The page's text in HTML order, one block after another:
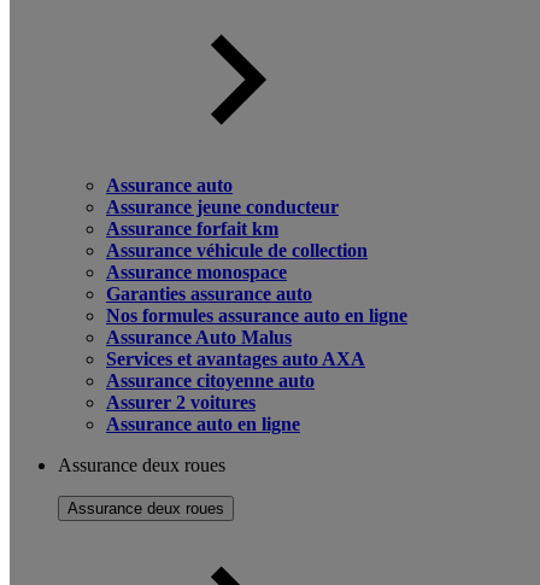
Assurance auto
Assurance jeune conducteur
Assurance forfait km
Assurance véhicule de collection
Assurance monospace
Garanties assurance auto
Nos formules assurance auto en ligne
Assurance Auto Malus
Services et avantages auto AXA
Assurance citoyenne auto
Assurer 2 voitures
Assurance auto en ligne
Assurance deux roues
Assurance deux roues